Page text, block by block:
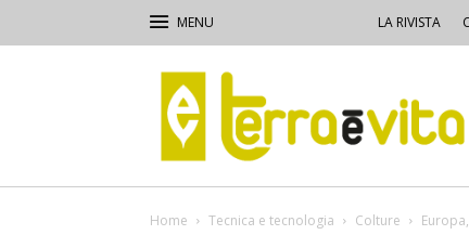
LA RIVISTA
Terra
e
Vita
Home Tecnica e tecnologia Colture